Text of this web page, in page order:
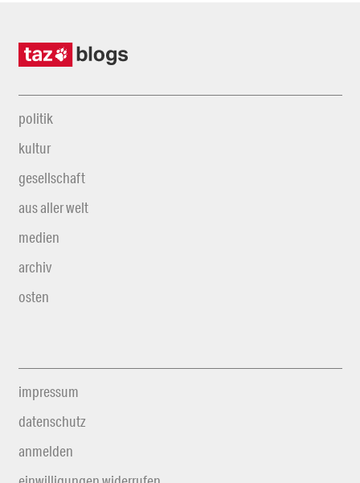
politik
kultur
gesellschaft
aus aller welt
medien
archiv
osten
impressum
datenschutz
anmelden